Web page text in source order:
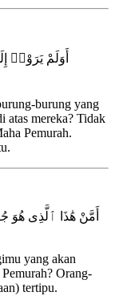
أَوَلَمْ يَرَوْا۟
burung yang
atas mereka? Tidak
Pemurah.
أَمَّنْ هَٰذَا ٱلَّذِى هُوَ
yang akan
Orang-
tertipu.